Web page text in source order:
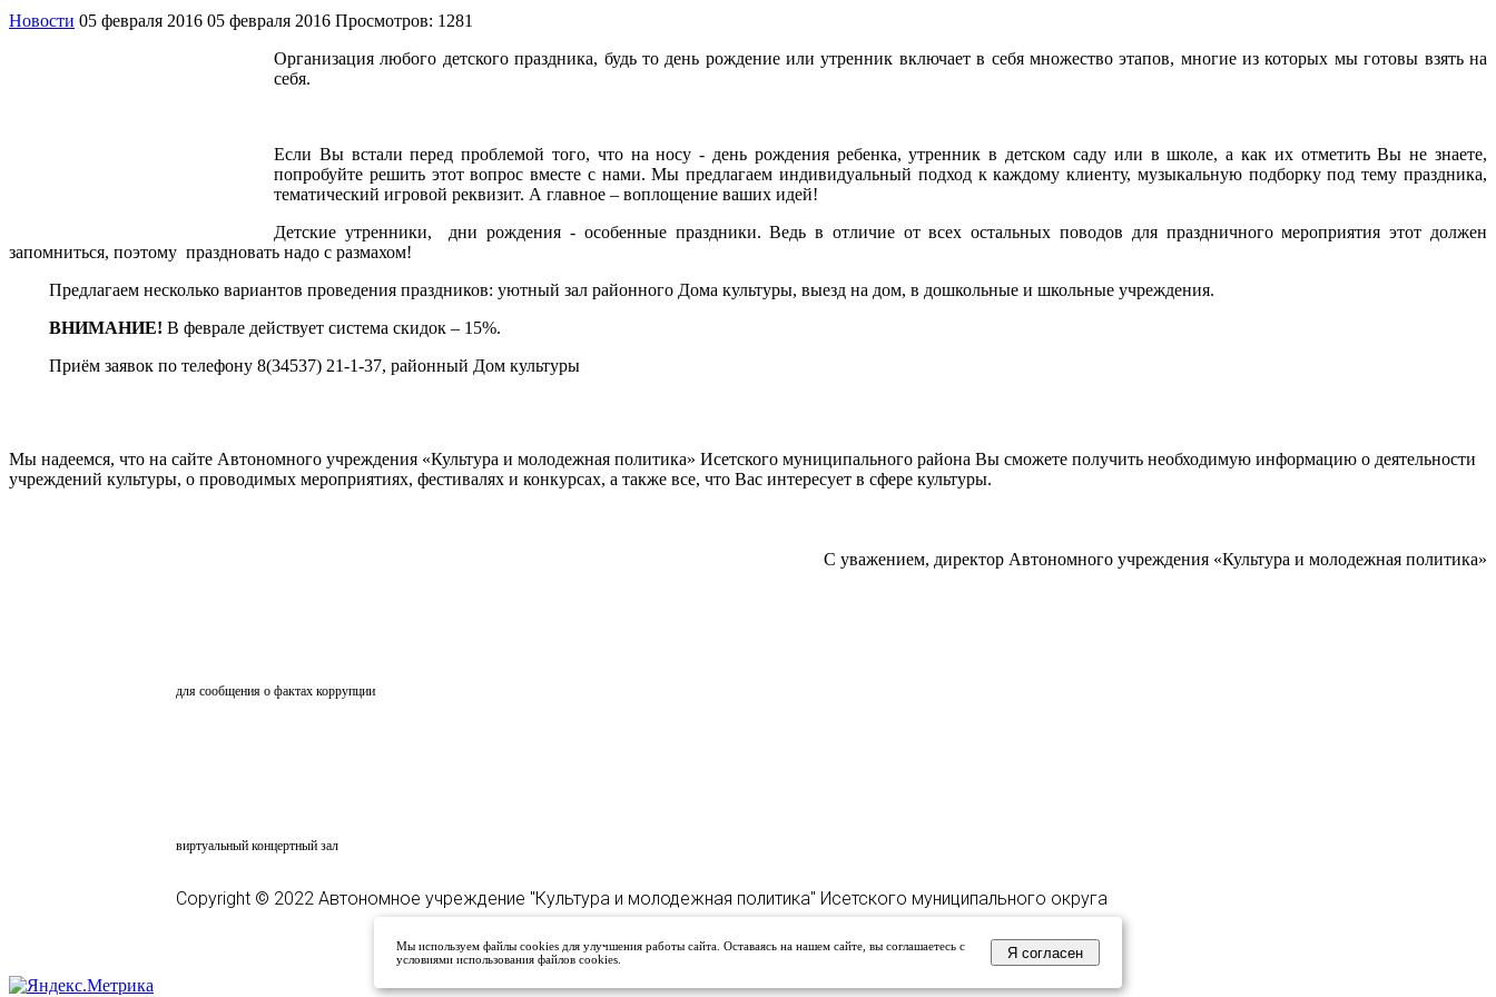
Новости 05 февраля 2016 05 февраля 2016 Просмотров: 1281
Организация любого детского праздника, будь то день рождение или утренник включает в себя множество этапов, многие из которых мы готовы взять на
себя.
Если Вы встали перед проблемой того, что на носу - день рождения ребенка, утренник в детском саду или в школе, а как их отметить Вы не знаете,
попробуйте решить этот вопрос вместе с нами. Мы предлагаем индивидуальный подход к каждому клиенту, музыкальную подборку под тему праздника,
тематический игровой реквизит. А главное – воплощение ваших идей!
Детские утренники, дни рождения - особенные праздники. Ведь в отличие от всех остальных поводов для праздничного мероприятия этот должен
запомниться, поэтому праздновать надо с размахом!
Предлагаем несколько вариантов проведения праздников: уютный зал районного Дома культуры, выезд на дом, в дошкольные и школьные учреждения.
ВНИМАНИЕ! В феврале действует система скидок – 15%.
Приём заявок по телефону 8(34537) 21-1-37, районный Дом культуры
Мы надеемся, что на сайте Автономного учреждения «Культура и молодежная политика» Исетского муниципального района Вы сможете получить необходимую информацию о деятельности
учреждений культуры, о проводимых мероприятиях, фестивалях и конкурсах, а также все, что Вас интересует в сфере культуры.
С уважением, директор Автономного учреждения «Культура и молодежная политика»
для сообщения о фактах коррупции
виртуальный концертный зал
Copyright © 2022 Автономное учреждение "Культура и молодежная политика" Исетского муниципального округа
Мы используем файлы cookies для улучшения работы сайта. Оставаясь на нашем сайте, вы соглашаетесь с
условиями использования файлов cookies.
Я согласен